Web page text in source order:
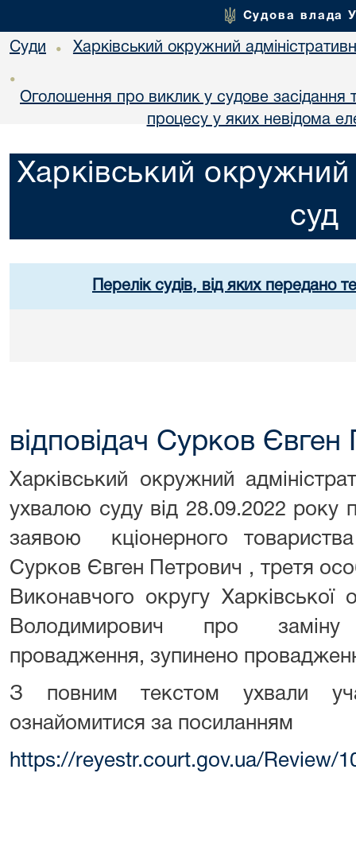
Судова влада
Суди • Харківський окружний
•
Оголошення про виклик у судове засідання
процесу у яких невідома
Харківський окружний
суд
Перелік судів, від яких передано
відповідач Сурков Євген
Харківський окружний
ухвалою суду від 28.09.2022
заявою кціонерного
Сурков Євген Петрович , третя
Виконавчого округу
Володимирович про заміну
провадження, зупинено
З повним текстом ухвали
ознайомитися за посиланням
https://reyestr.court.gov.ua/Review/